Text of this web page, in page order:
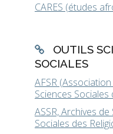
CARES (études
OUTILS
SOCIALES
AFSR
Sciences Sociales
ASSR, Archives de
Sociales des